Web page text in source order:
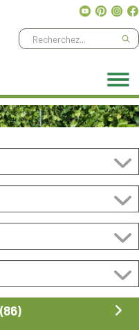
vous à notre newsletter !